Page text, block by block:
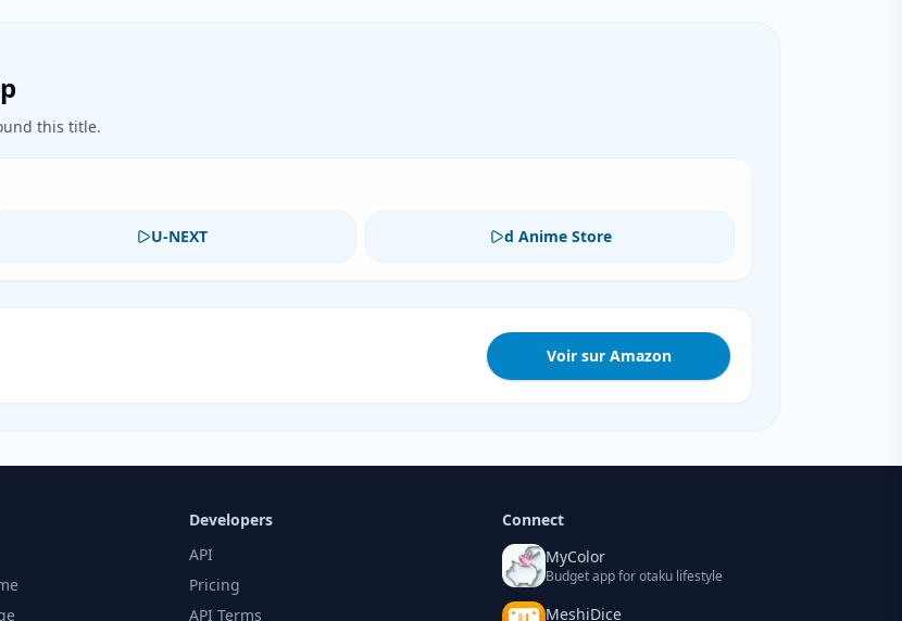
this title.
U-NEXT d Anime Store
Voir sur Amazon
Developers
API
Pricing
API Terms
Connect
MyColor
Budget app for otaku lifestyle
MeshiDice